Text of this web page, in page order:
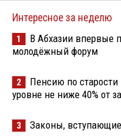
Интересное за неделю
1
В Абхазии впервые
молодёжный форум
2
Пенсию по
уровне не ниже 40% от
3 Законы, вступающие